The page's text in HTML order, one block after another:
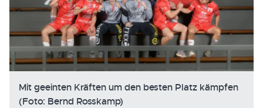
Mit geeinten Kräften um den besten Platz kämpfen
(Foto: Bernd Rosskamp)